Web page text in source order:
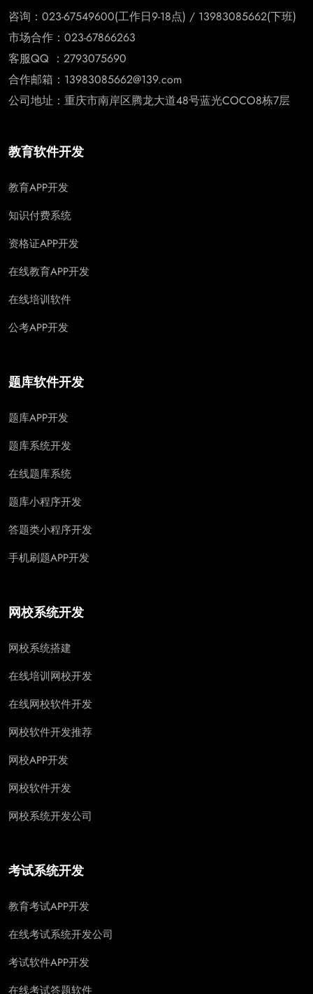
咨询：023-67549600(工作日9-18点) / 13983085662(下班)
市场合作：023-67866263
客服QQ ：2793075690
合作邮箱：13983085662@139.com
公司地址：重庆市南岸区腾龙大道48号蓝光COCO8栋7层
教育软件开发
教育APP开发
知识付费系统
资格证APP开发
在线教育APP开发
在线培训软件
公考APP开发
题库软件开发
题库APP开发
题库系统开发
在线题库系统
题库小程序开发
答题类小程序开发
手机刷题APP开发
网校系统开发
网校系统搭建
在线培训网校开发
在线网校软件开发
网校软件开发推荐
网校APP开发
网校软件开发
网校系统开发公司
考试系统开发
教育考试APP开发
在线考试系统开发公司
考试软件APP开发
在线考试答题软件